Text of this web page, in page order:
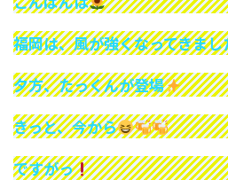
福岡は、風が強くなってきまし
夕方、たっくんが登場
きっと、今から
ですがっ